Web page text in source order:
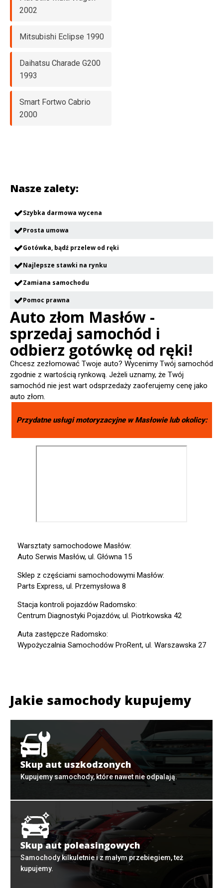
2002
Mitsubishi Eclipse 1990
Daihatsu Charade G200
1993
Smart Fortwo Cabrio
2000
Nasze zalety:
Szybka darmowa wycena
Prosta umowa
Gotówka, bądź przelew od ręki
Najlepsze stawki na rynku
Zamiana samochodu
Pomoc prawna
Auto złom Masłów -
sprzedaj samochód i
odbierz gotówkę od ręki!
Chcesz zezłomować Twoje auto? Wycenimy Twój samochód
zgodnie z wartością rynkową. Jeżeli uznamy, że Twój
samochód nie jest wart odsprzedaży zaoferujemy cenę jako
auto złom.
Przydatne usługi motoryzacyjne wMasłowielub okolicy:
Warsztaty samochodowe Masłów:
Auto Serwis Masłów, ul. Główna 15
Sklep z częściami samochodowymi Masłów:
Parts Express, ul. Przemysłowa 8
Stacja kontroli pojazdów Radomsko:
Centrum Diagnostyki Pojazdów, ul. Piotrkowska 42
Auta zastępcze Radomsko:
Wypożyczalnia Samochodów ProRent, ul. Warszawska 27
Jakie samochody kupujemy
Skup aut uszkodzonych
Kupujemy samochody, które nawet nie odpalają.
Skup aut poleasingowych
Samochody kilkuletnie i z małym przebiegiem, też
kupujemy.